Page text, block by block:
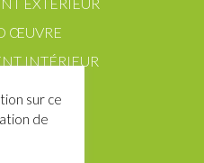
ŒUVRE
INTÉRIEUR
sur ce
de